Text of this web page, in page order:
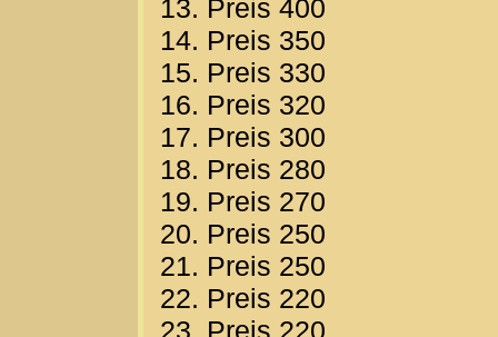
13. Preis 400
14. Preis 350
15. Preis 330
16. Preis 320
17. Preis 300
18. Preis 280
19. Preis 270
20. Preis 250
21. Preis 250
22. Preis 220
23. Preis 220